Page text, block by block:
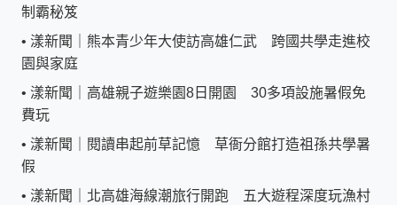
制霸秘笈
• 漾新聞｜熊本青少年大使訪高雄仁武 跨國共學走進校
園與家庭
• 漾新聞｜高雄親子遊樂園8日開園 30多項設施暑假免
費玩
• 漾新聞｜閱讀串起前草記憶 草衙分館打造祖孫共學暑
假
• 漾新聞｜北高雄海線潮旅行開跑 五大遊程深度玩漁村